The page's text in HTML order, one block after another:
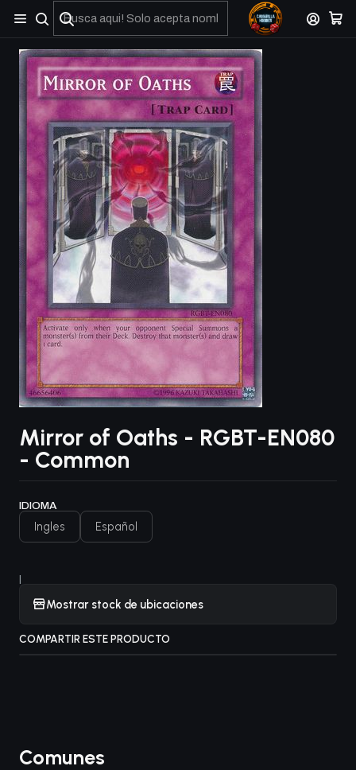
No olviden reportar sus depositos y transferencias por Whatsapp
Mirror of Oaths - RGBT-EN080
- Common
IDIOMA
Ingles Español
|
Mostrar stock de ubicaciones
COMPARTIR ESTE PRODUCTO
Comunes